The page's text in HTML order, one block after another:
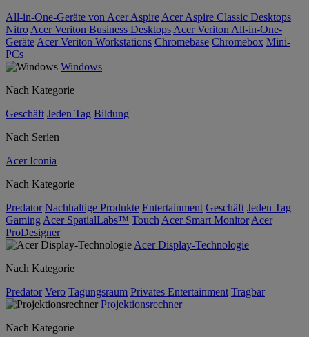
All-in-One-Geräte von Acer Aspire Acer Aspire Classic Desktops
Nitro Acer Veriton Business Desktops Acer Veriton All-in-One-
Geräte Acer Veriton Workstations Chromebase Chromebox Mini-
PCs
Windows
Nach Kategorie
Geschäft Jeden Tag Bildung
Nach Serien
Acer Iconia
Nach Kategorie
Predator Nachhaltige Produkte Entertainment Geschäft Jeden Tag
Gaming Acer SpatialLabs™ Touch Acer Smart Monitor Acer
ProDesigner
Acer Display-Technologie
Nach Kategorie
Predator Vero Tagungsraum Privates Entertainment Tragbar
Projektionsrechner
Nach Kategorie